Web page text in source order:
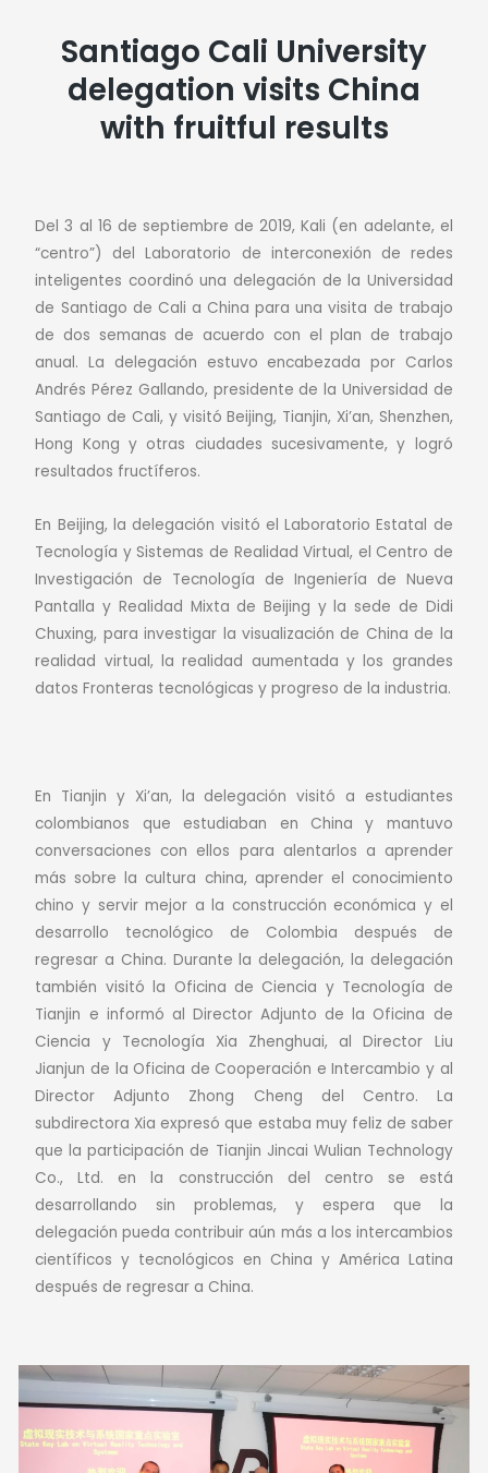
Santiago Cali University
delegation visits China
with fruitful results
Del 3 al 16 de septiembre de 2019, Kali (en adelante, el
“centro”) del Laboratorio de interconexión de redes
inteligentes coordinó una delegación de la Universidad
de Santiago de Cali a China para una visita de trabajo
de dos semanas de acuerdo con el plan de trabajo
anual. La delegación estuvo encabezada por Carlos
Andrés Pérez Gallando, presidente de la Universidad de
Santiago de Cali, y visitó Beijing, Tianjin, Xi’an, Shenzhen,
Hong Kong y otras ciudades sucesivamente, y logró
resultados fructíferos.
En Beijing, la delegación visitó el Laboratorio Estatal de
Tecnología y Sistemas de Realidad Virtual, el Centro de
Investigación de Tecnología de Ingeniería de Nueva
Pantalla y Realidad Mixta de Beijing y la sede de Didi
Chuxing, para investigar la visualización de China de la
realidad virtual, la realidad aumentada y los grandes
datos Fronteras tecnológicas y progreso de la industria.
En Tianjin y Xi’an, la delegación visitó a estudiantes
colombianos que estudiaban en China y mantuvo
conversaciones con ellos para alentarlos a aprender
más sobre la cultura china, aprender el conocimiento
chino y servir mejor a la construcción económica y el
desarrollo tecnológico de Colombia después de
regresar a China. Durante la delegación, la delegación
también visitó la Oficina de Ciencia y Tecnología de
Tianjin e informó al Director Adjunto de la Oficina de
Ciencia y Tecnología Xia Zhenghuai, al Director Liu
Jianjun de la Oficina de Cooperación e Intercambio y al
Director Adjunto Zhong Cheng del Centro. La
subdirectora Xia expresó que estaba muy feliz de saber
que la participación de Tianjin Jincai Wulian Technology
Co., Ltd. en la construcción del centro se está
desarrollando sin problemas, y espera que la
delegación pueda contribuir aún más a los intercambios
científicos y tecnológicos en China y América Latina
después de regresar a China.